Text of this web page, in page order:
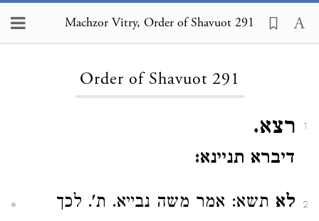
Machzor Vitry, Order of Shavuot 291
Order of Shavuot 291
1 רצא.
דיברא תניינא:
2 לא תשא: אמר משה נבייא. ת'. לכך